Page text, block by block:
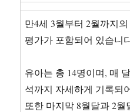
만4세 3월부터 2월까지
평가가 포함되어 있습니
유아는 총 14명이며, 매
석까지 자세하게 기록되
또한 마지막 8월달과 2